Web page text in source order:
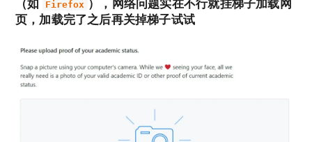
Firefox
页，加载完了之后再关掉梯子试试